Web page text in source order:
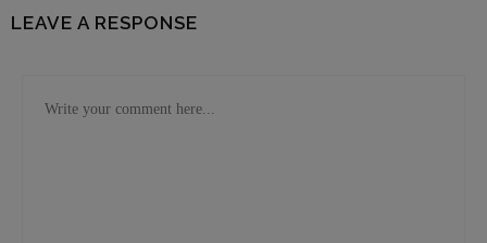
LEAVE A RESPONSE